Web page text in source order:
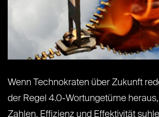
Wenn Technokraten über Zukunft
der Regel 4.0-Wortungetüme
Zahlen, Effizienz und Effektivität